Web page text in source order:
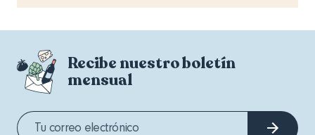
Recibe nuestro boletín
mensual